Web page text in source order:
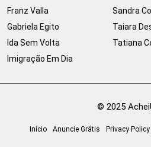
Franz Valla
Gabriela Egito
Ida Sem Volta
Imigração Em Dia
Sandra
Taiara
Tatiana
© 2025
Início Anuncie Grátis Privacy Policy